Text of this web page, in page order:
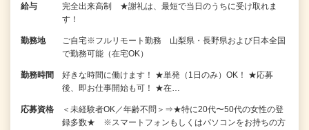
給与
完全出来高制 ★謝礼は、最短で当日のうちに受け取れま
す！
勤務地
ご自宅※フルリモート勤務 山梨県・長野県および日本全国
で勤務可能（在宅OK）
勤務時間
好きな時間に働けます！ ★単発（1日のみ）OK！ ★応募
後、即お仕事開始も可！ ★在…
応募資格
＜未経験者OK／年齢不問＞⇒★特に20代〜50代の女性の登
録多数★ ※スマートフォンもしくはパソコンをお持ちの方